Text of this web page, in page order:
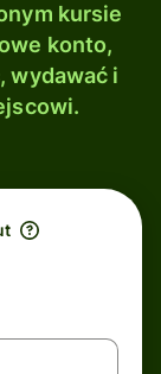
kursie
konto,
wydawać i